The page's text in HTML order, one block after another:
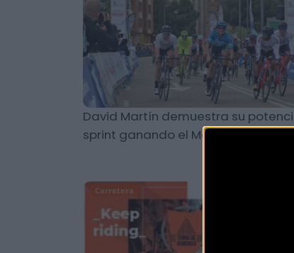
David Martín demuestra su
sprint ganando el Memoria Ángel
Carretera